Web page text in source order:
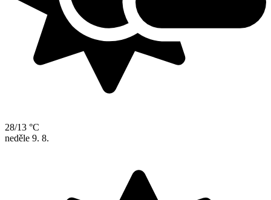
28/13 °C
neděle 9. 8.